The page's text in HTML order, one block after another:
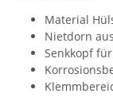
Material
Nietdorn
Senkkopf